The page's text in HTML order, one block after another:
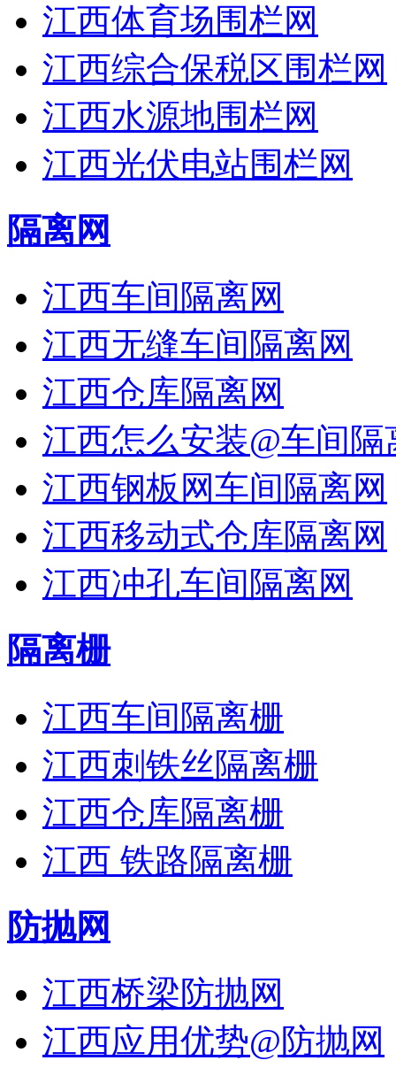
江西体育场围栏网
江西综合保税区围栏网
江西水源地围栏网
江西光伏电站围栏网
隔离网
江西车间隔离网
江西无缝车间隔离网
江西仓库隔离网
江西怎么安装@车间隔
江西钢板网车间隔离网
江西移动式仓库隔离网
江西冲孔车间隔离网
隔离栅
江西车间隔离栅
江西刺铁丝隔离栅
江西仓库隔离栅
江西 铁路隔离栅
防抛网
江西桥梁防抛网
江西应用优势@防抛网